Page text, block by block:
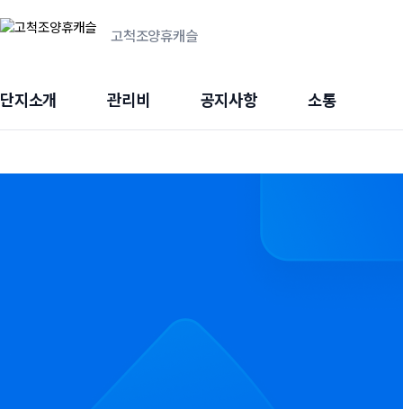
고척조양휴캐슬
단지소개 관리비 공지사항 소통